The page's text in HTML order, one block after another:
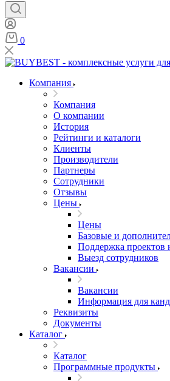
0
Компания
Компания
О компании
История
Рейтинги и каталоги
Клиенты
Производители
Партнеры
Сотрудники
Отзывы
Цены
Цены
Базовые и
Поддержка проектов
Выезд сотрудников
Вакансии
Вакансии
Информация для
Реквизиты
Документы
Каталог
Каталог
Программные продукты